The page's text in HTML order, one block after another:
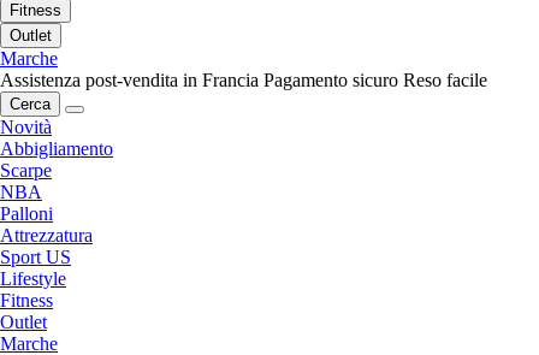
Fitness
Outlet
Marche
Assistenza post-vendita in Francia Pagamento sicuro Reso facile
Cerca
Novità
Abbigliamento
Scarpe
NBA
Palloni
Attrezzatura
Sport US
Lifestyle
Fitness
Outlet
Marche